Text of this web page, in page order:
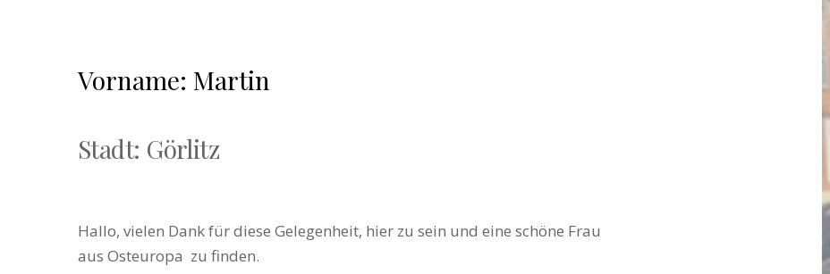
Vorname: Martin
Stadt: Görlitz
Hallo, vielen Dank für diese Gelegenheit, hier zu sein und eine schöne Frau
aus Osteuropa zu finden.